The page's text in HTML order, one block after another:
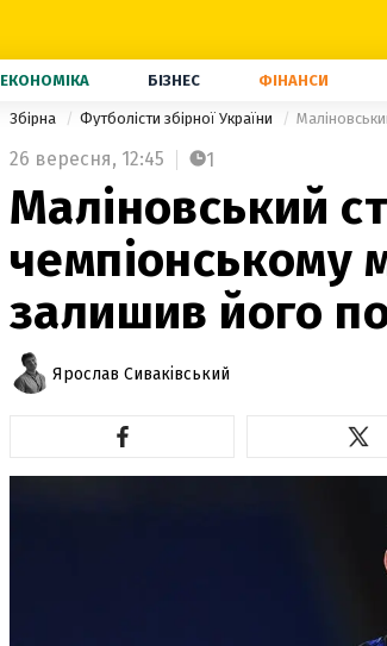
ЕКОНОМІКА БІЗНЕС ФІНАНСИ
Збірна Футболісти збірної України
26 вересня, 12:45 1
Маліновський
чемпіонському
залишив його
Ярослав Сиваківський